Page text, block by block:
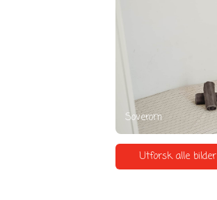
Soverom
Utforsk alle bilder